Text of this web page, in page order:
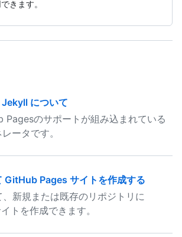
きます。
について
のサポートが組み込まれている
ータです。
GitHub Pages サイトを作成する
新規または既存のリポジトリに
トを作成できます。